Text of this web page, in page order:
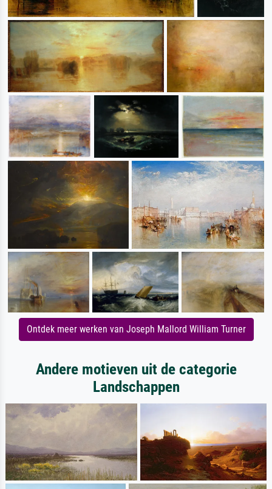
Ontdek meer werken van Joseph Mallord William Turner
Andere motieven uit de categorie
Landschappen